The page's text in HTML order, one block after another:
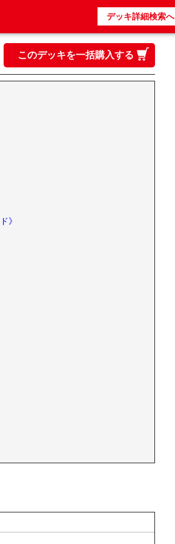
デッキ詳細検索へ
ログイン／会員登録
マイページ
このデッキを一括購入する
》